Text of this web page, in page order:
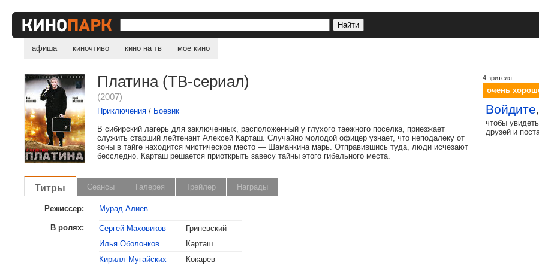
афиша киночтиво кино на тв мое кино
Платина (ТВ-сериал)
(2007)
Приключения / Боевик
В сибирский лагерь для заключенных, расположенный у глухого таежного поселка, приезжает
служить старший лейтенант Алексей Карташ. Случайно молодой офицер узнает, что неподалеку от
зоны в тайге находится мистическое место — Шаманкина марь. Отправившись туда, люди исчезают
бесследно. Карташ решается приоткрыть завесу тайны этого гибельного места.
4 зрителя:
очень
Войдите,
чтобы
друзей и
Титры Сеансы Галерея Трейлер Награды
Режиссер: Мурад Алиев
В ролях: Сергей Маховиков
Гриневский
Илья Оболонков
Карташ
Кирилл Мугайских
Кокарев